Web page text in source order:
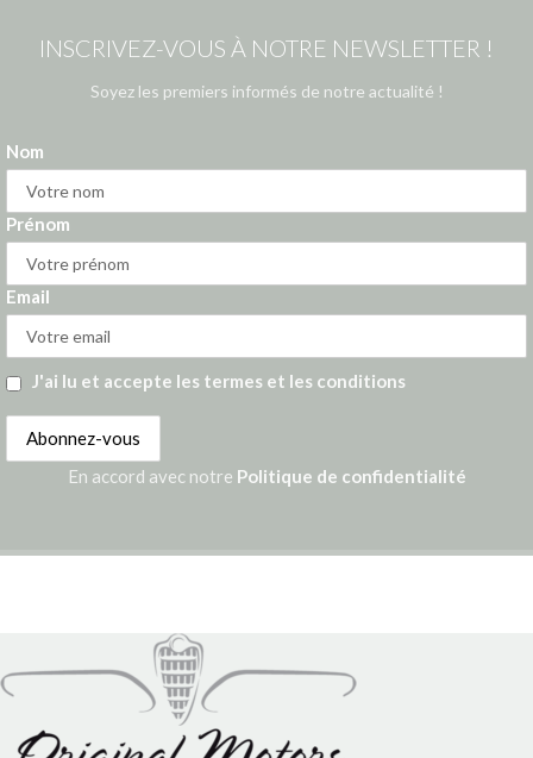
INSCRIVEZ-VOUS À NOTRE NEWSLETTER !
Soyez les premiers informés de notre actualité !
Nom
Prénom
Email
J'ai lu et accepte les termes et les conditions
En accord avec notre Politique de confidentialité